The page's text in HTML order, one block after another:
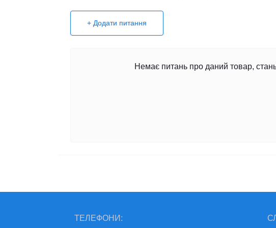
+ Додати питання
Немає питань про даний товар,
ТЕЛЕФОНИ: